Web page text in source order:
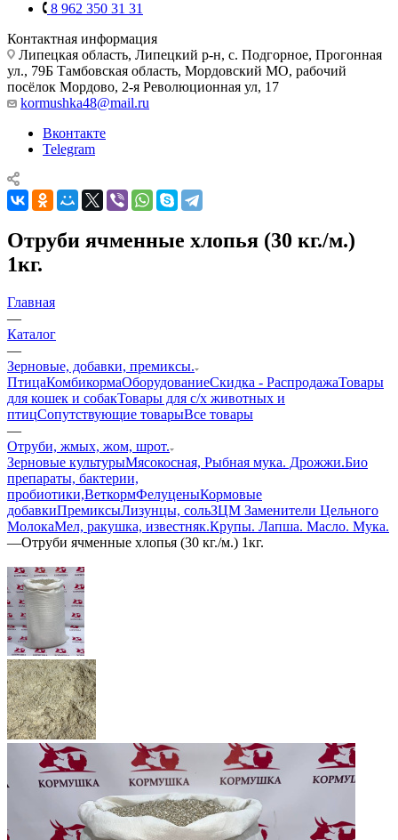
8 962 350 31 31
Контактная информация
Липецкая область, Липецкий р-н, с. Подгорное, Прогонная
ул., 79Б Тамбовская область, Мордовский МО, рабочий
посёлок Мордово, 2-я Революционная ул, 17
kormushka48@mail.ru
Вконтакте
Telegram
Отруби ячменные хлопья (30 кг./м.)
1кг.
Главная
—
Каталог
—
Зерновые, добавки, премиксы.
ПтицаКомбикормаОборудованиеСкидка - РаспродажаТовары
для кошек и собакТовары для с/х животных и
птицСопутствующие товарыВсе товары
—
Отруби, жмых, жом, шрот.
Зерновые культурыМясокосная, Рыбная мука. Дрожжи.Био
препараты, бактерии,
пробиотики,ВеткормФелуценыКормовые
добавкиПремиксыЛизунцы, сольЗЦМ Заменители Цельного
МолокаМел, ракушка, известняк.Крупы. Лапша. Масло. Мука.
—Отруби ячменные хлопья (30 кг./м.) 1кг.